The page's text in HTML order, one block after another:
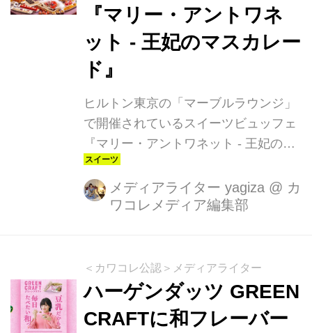
『マリー・アントワネ
ット - 王妃のマスカレー
ド』
ヒルトン東京の「マーブルラウンジ」
で開催されているスイーツビュッフェ
『マリー・アントワネット - 王妃のマ
スカレード』は、フランスの美しい王
妃、マリー・アントワネットの華やか
な世界観を堪能できる夢のようなイベ
とともに、秋の味覚をたっぷり楽しむ
ことができます！
メディアライター yagiza @ カ
ワコレメディア編集部
＜カワコレ公認＞メディアライター
ハーゲンダッツ GREEN
CRAFTに和フレーバー